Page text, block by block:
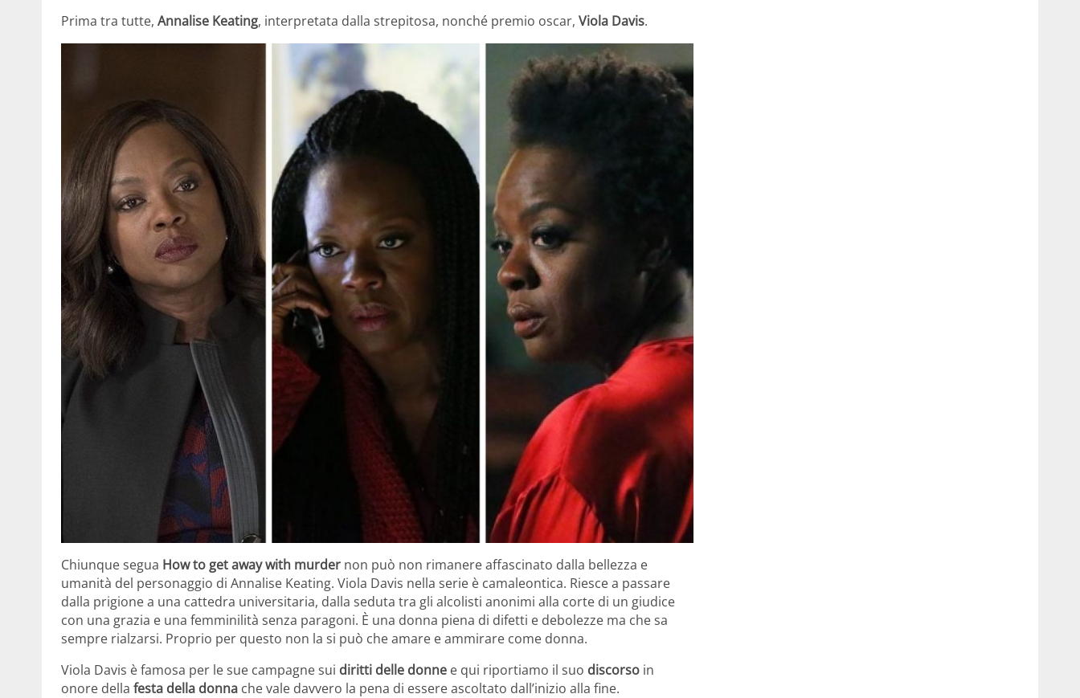
Prima tra tutte, Annalise Keating, interpretata dalla strepitosa, nonché premio oscar, Viola Davis.
Chiunque segua How to get away with murder non può non rimanere affascinato dalla bellezza e
umanità del personaggio di Annalise Keating. Viola Davis nella serie è camaleontica. Riesce a passare
dalla prigione a una cattedra universitaria, dalla seduta tra gli alcolisti anonimi alla corte di un giudice
con una grazia e una femminilità senza paragoni. È una donna piena di difetti e debolezze ma che sa
sempre rialzarsi. Proprio per questo non la si può che amare e ammirare come donna.
Viola Davis è famosa per le sue campagne sui diritti delle donne e qui riportiamo il suo discorso in
onore della festa della donna che vale davvero la pena di essere ascoltato dall’inizio alla fine.